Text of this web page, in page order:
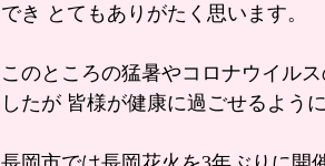
でき とてもありがたく思います。
このところの猛暑やコロナウイル
したが 皆様が健康に過ごせるよう